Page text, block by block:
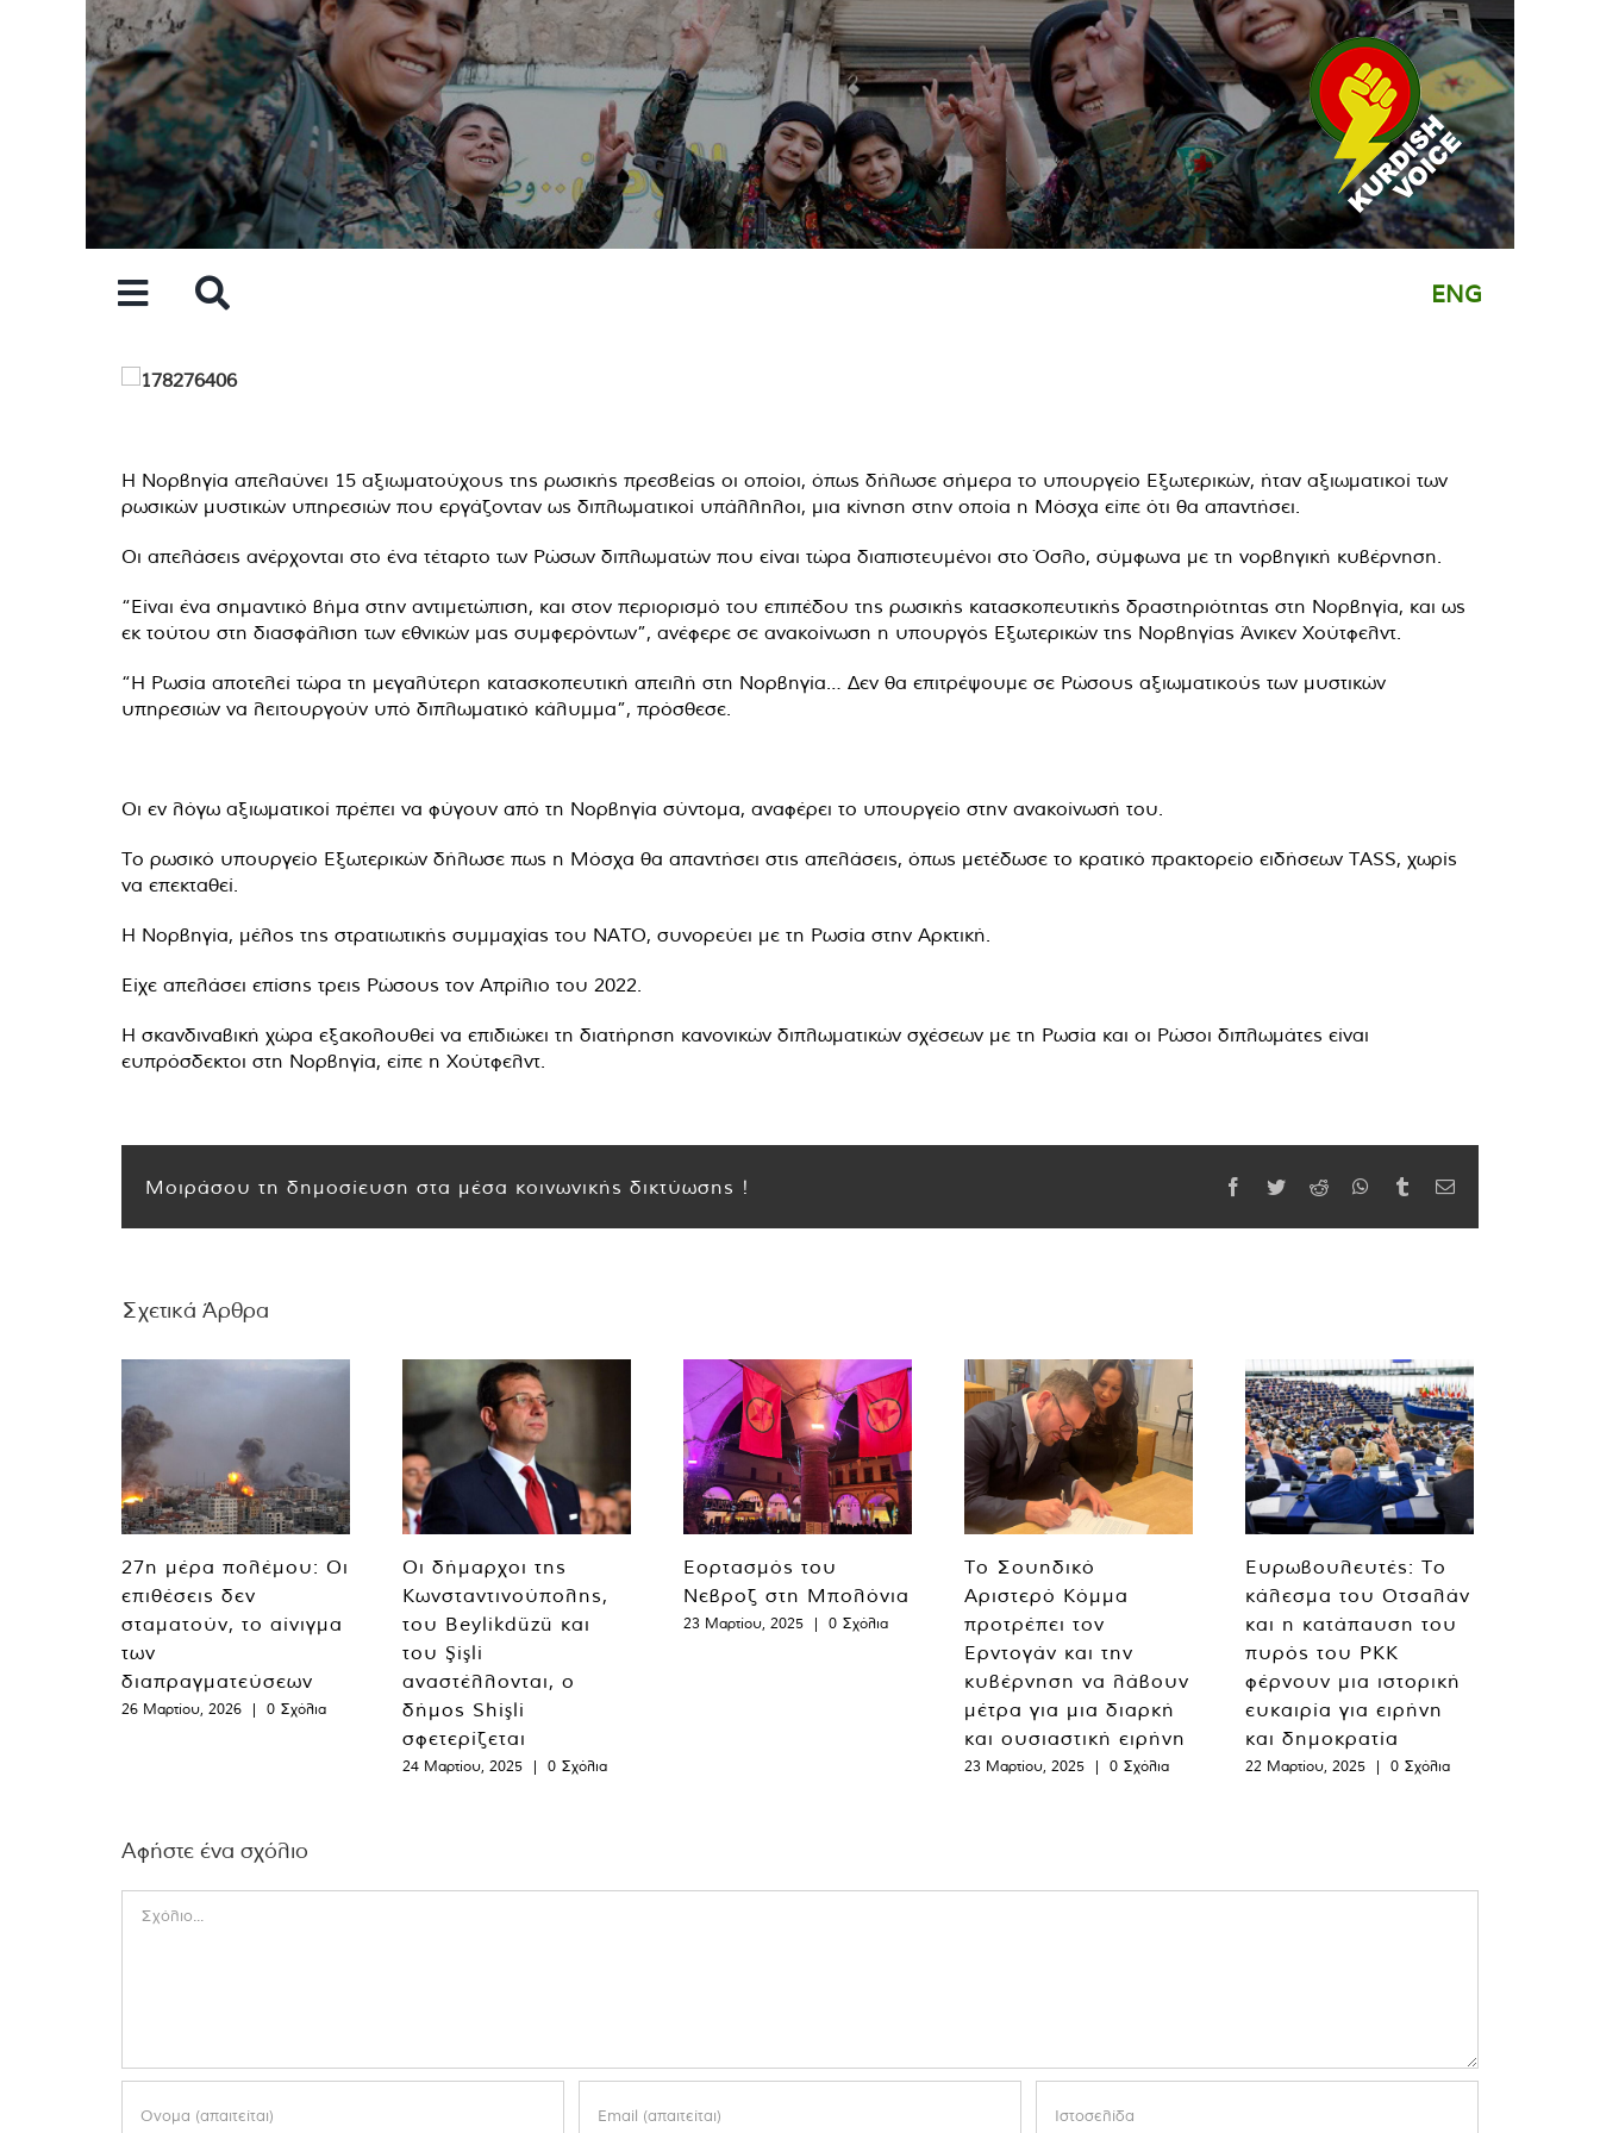
ENG
Η Νορβηγία απελαύνει 15 αξιωματούχους της ρωσικής πρεσβείας οι οποίοι, όπως δήλωσε σήμερα το υπουργείο Εξωτερικών, ήταν αξιωματικοί των
ρωσικών μυστικών υπηρεσιών που εργάζονταν ως διπλωματικοί υπάλληλοι, μια κίνηση στην οποία η Μόσχα είπε ότι θα απαντήσει.
Οι απελάσεις ανέρχονται στο ένα τέταρτο των Ρώσων διπλωματών που είναι τώρα διαπιστευμένοι στο Όσλο, σύμφωνα με τη νορβηγική κυβέρνηση.
“Είναι ένα σημαντικό βήμα στην αντιμετώπιση, και στον περιορισμό του επιπέδου της ρωσικής κατασκοπευτικής δραστηριότητας στη Νορβηγία, και ως
εκ τούτου στη διασφάλιση των εθνικών μας συμφερόντων”, ανέφερε σε ανακοίνωση η υπουργός Εξωτερικών της Νορβηγίας Άνικεν Χούτφελντ.
“Η Ρωσία αποτελεί τώρα τη μεγαλύτερη κατασκοπευτική απειλή στη Νορβηγία… Δεν θα επιτρέψουμε σε Ρώσους αξιωματικούς των μυστικών
υπηρεσιών να λειτουργούν υπό διπλωματικό κάλυμμα”, πρόσθεσε.
Οι εν λόγω αξιωματικοί πρέπει να φύγουν από τη Νορβηγία σύντομα, αναφέρει το υπουργείο στην ανακοίνωσή του.
Το ρωσικό υπουργείο Εξωτερικών δήλωσε πως η Μόσχα θα απαντήσει στις απελάσεις, όπως μετέδωσε το κρατικό πρακτορείο ειδήσεων TASS, χωρίς
να επεκταθεί.
Η Νορβηγία, μέλος της στρατιωτικής συμμαχίας του ΝΑΤΟ, συνορεύει με τη Ρωσία στην Αρκτική.
Είχε απελάσει επίσης τρεις Ρώσους τον Απρίλιο του 2022.
Η σκανδιναβική χώρα εξακολουθεί να επιδιώκει τη διατήρηση κανονικών διπλωματικών σχέσεων με τη Ρωσία και οι Ρώσοι διπλωμάτες είναι
ευπρόσδεκτοι στη Νορβηγία, είπε η Χούτφελντ.
Μοιράσου τη δημοσίευση στα μέσα κοινωνικής δικτύωσης ! Facebook
TwitterReddit WhatsApp
TumblrEmail
Σχετικά Άρθρα
27η μέρα πολέμου: Οι
επιθέσεις δεν
σταματούν, το αίνιγμα
των
διαπραγματεύσεων
26 Μαρτίου, 2026 | 0 Σχόλια
Οι δήμαρχοι της
Κωνσταντινούπολης,
του Beylikdüzü και
του Şişli
αναστέλλονται, ο
δήμος Shişli
σφετερίζεται
24 Μαρτίου, 2025 | 0 Σχόλια
Εορτασμός του
Νεβροζ στη Μπολόνια
23 Μαρτίου, 2025 | 0 Σχόλια
Το Σουηδικό
Αριστερό Κόμμα
προτρέπει τον
Ερντογάν και την
κυβέρνηση να λάβουν
μέτρα για μια διαρκή
και ουσιαστική ειρήνη
23 Μαρτίου, 2025 | 0 Σχόλια
Ευρωβουλευτές: Το
κάλεσμα του Οτσαλάν
και η κατάπαυση του
πυρός του PKK
φέρνουν μια ιστορική
ευκαιρία για ειρήνη
και δημοκρατία
22 Μαρτίου, 2025 | 0 Σχόλια
Αφήστε ένα σχόλιο